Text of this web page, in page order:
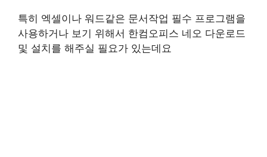
특히 엑셀이나 워드같은 문서작업 필수 프로그램을
사용하거나 보기 위해서 한컴오피스 네오 다운로드
및 설치를 해주실 필요가 있는데요